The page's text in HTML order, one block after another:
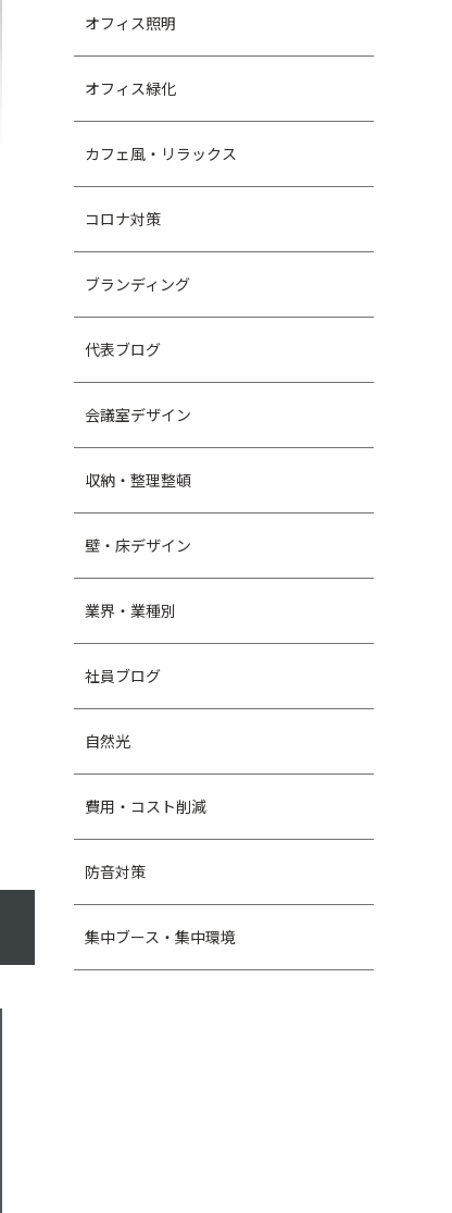
オフィス照明
オフィス緑化
カフェ風・リラックス
コロナ対策
ブランディング
代表ブログ
会議室デザイン
収納・整理整頓
壁・床デザイン
業界・業種別
社員ブログ
自然光
費用・コスト削減
防音対策
集中ブース・集中環境